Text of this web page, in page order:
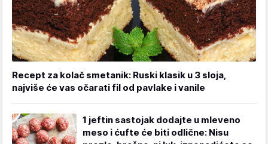
Recept za kolač smetanik: Ruski klasik u 3 sloja,
najviše će vas očarati fil od pavlake i vanile
1 jeftin sastojak dodajte u mleveno
meso i ćufte će biti odlične: Nisu